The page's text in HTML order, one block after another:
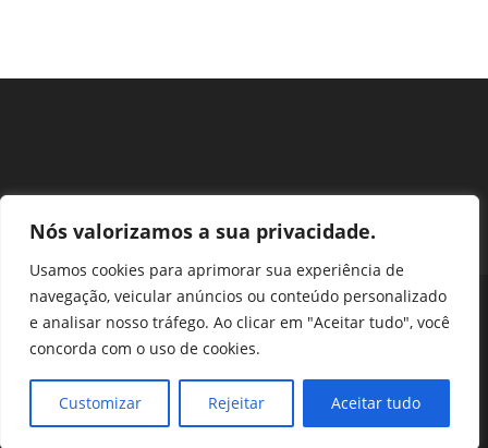
Nós valorizamos a sua privacidade.
Usamos cookies para aprimorar sua experiência de
navegação, veicular anúncios ou conteúdo personalizado
e analisar nosso tráfego. Ao clicar em "Aceitar tudo", você
concorda com o uso de cookies.
Customizar Rejeitar Aceitar tudo
Perguntas Frequentes
Ouvidoria
Transparência e prestação de contas
Assessoria de Imprensa
Setor de Autarquias Sul 1 Bloco L Edificio CFA - Asa Sul, Brasília -
DF, 70070-932 | Telefone: (61) 3218-1800 | cfa@cfa.org.br |
Copyright - 2024 CFA | All Rights Reserved | Powered by CFA